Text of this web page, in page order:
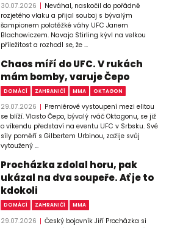
30.07.2026
Neváhal, naskočil do pořádně
rozjetého vlaku a přijal souboj s bývalým
šampionem polotěžké váhy UFC Janem
Blachowiczem. Navajo Stirling kývl na velkou
příležitost a rozhodl se, že ...
Chaos míří do UFC. V rukách
mám bomby, varuje Čepo
DOMÁCÍ ZAHRANIČÍ MMA OKTAGON
29.07.2026
Premiérové vystoupení mezi elitou
se blíží. Vlasto Čepo, bývalý rváč Oktagonu, se již
o víkendu představí na eventu UFC v Srbsku. Své
síly poměří s Gilbertem Urbinou, zažije svůj
vytoužený ...
Procházka zdolal horu, pak
ukázal na dva soupeře. Ať je to
kdokoli
DOMÁCÍ ZAHRANIČÍ MMA
29.07.2026
Český bojovník Jiří Procházka si